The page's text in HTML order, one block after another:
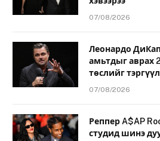
07/08/2026
Леонардо
амьтдыг аврах
төслийг
07/08/2026
Реппер A$AP
студид шинэ